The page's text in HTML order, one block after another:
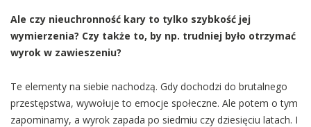
Ale czy nieuchronność kary to tylko szybkość jej
wymierzenia? Czy także to, by np. trudniej było otrzymać
wyrok w zawieszeniu?
Te elementy na siebie nachodzą. Gdy dochodzi do brutalnego
przestępstwa, wywołuje to emocje społeczne. Ale potem o tym
zapominamy, a wyrok zapada po siedmiu czy dziesięciu latach. I